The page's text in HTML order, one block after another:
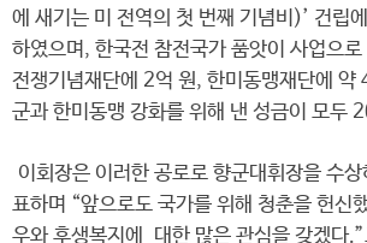
에 새기는 미 전역의 첫 번째 기념비)’ 건립
하였으며, 한국전 참전국가 품앗이 사업으
전쟁기념재단에 2억 원, 한미동맹재단에 약
군과 한미동맹 강화를 위해 낸 성금이 모두
이회장은 이러한 공로로 향군대휘장을 수
표하며 “앞으로도 국가를 위해 청춘을 헌신
우와 후생복지에 대한 많은 관심을 갖겠다